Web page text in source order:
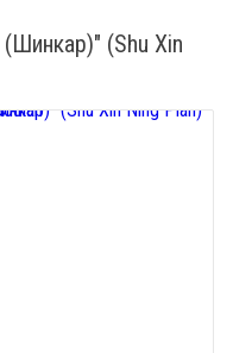
(Shu Xin